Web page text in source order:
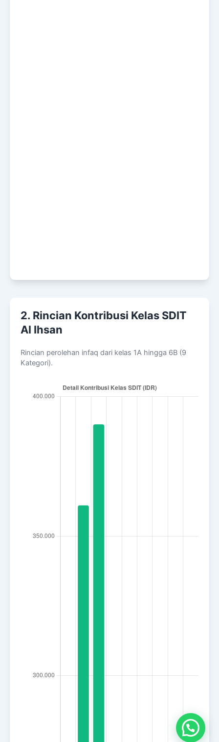
2. Rincian Kontribusi Kelas SDIT
Al Ihsan
Rincian perolehan infaq dari kelas 1A hingga 6B (9
Kategori).